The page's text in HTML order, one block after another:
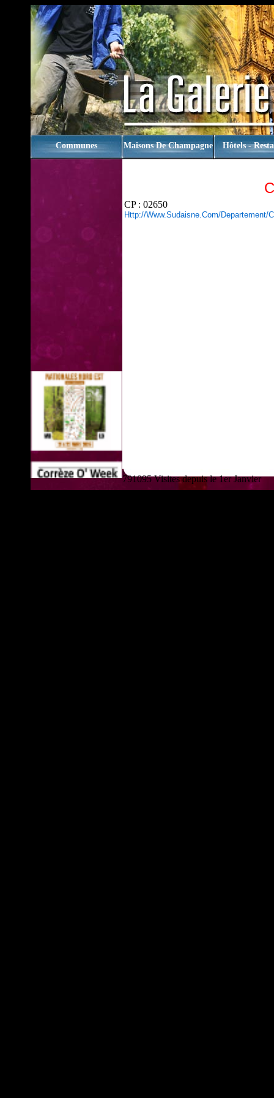
Communes Maisons De Champagne Hôtels -
CP : 02650
Http://www.sudaisne.com/
791095 Visites depuis le 1er Janvier